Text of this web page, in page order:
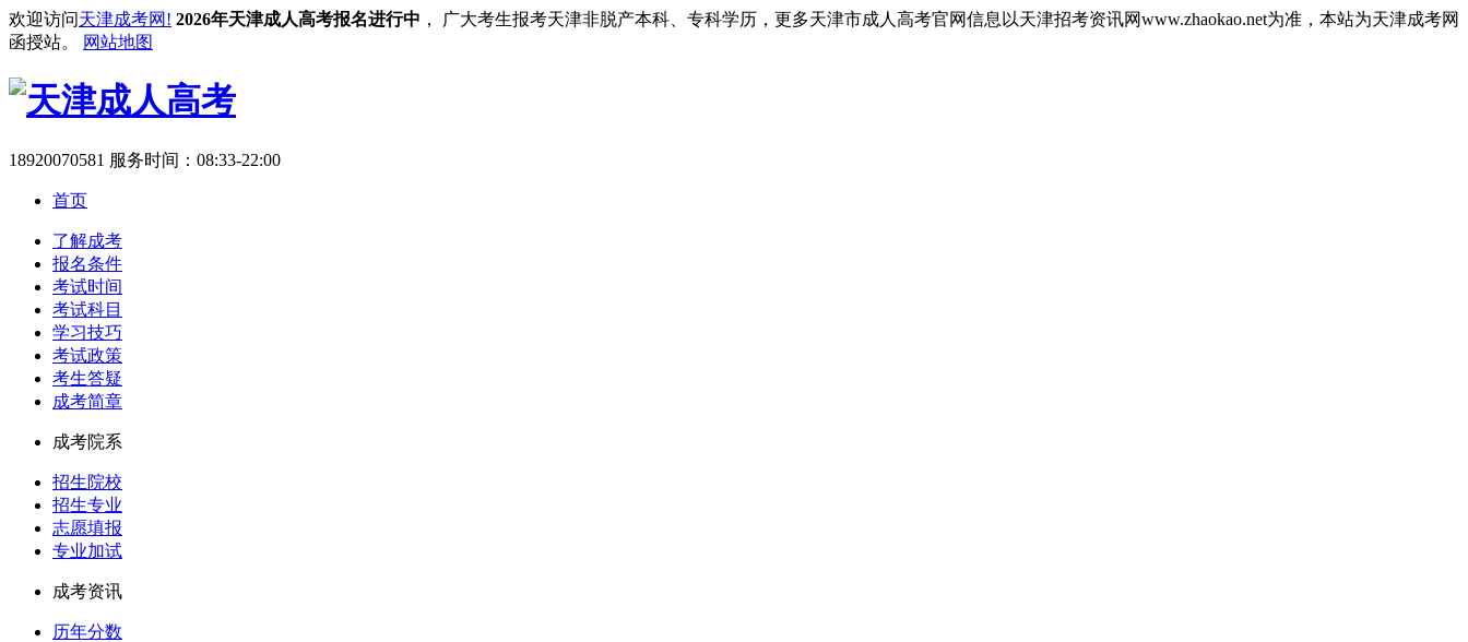
欢迎访问天津成考网! 2026年天津成人高考报名进行中 ， 广大考生报考天津非脱产本科、专科学历，更多天津市成人高考官网信息以天津招考资讯网www.zhaokao.net为准，本站为天津成考网
函授站。
网站地图
18920070581 服务时间：08:33-22:00
首页
了解成考
报名条件
考试时间
考试科目
学习技巧
考试政策
考生答疑
成考简章
成考院系
招生院校
招生专业
志愿填报
专业加试
成考资讯
历年分数